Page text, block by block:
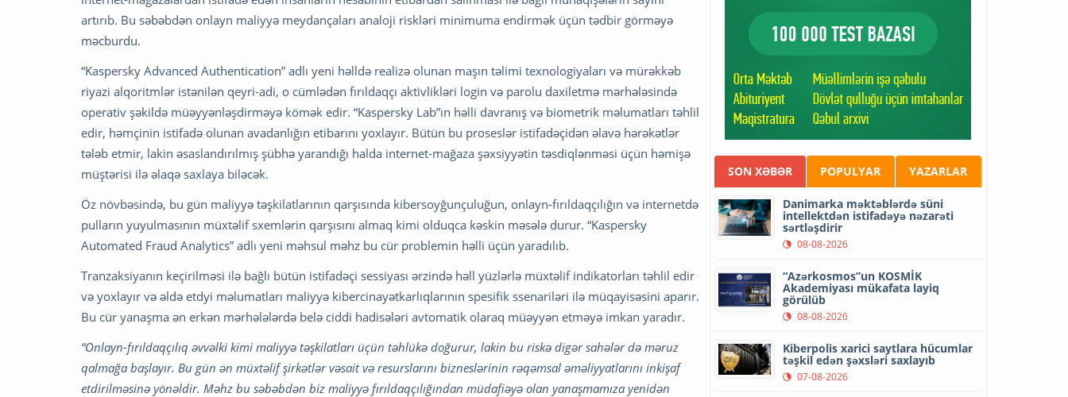
artırıb. Bu səbəbdən onlayn maliyyə meydançaları analoji riskləri minimuma endirmək üçün tədbir görməyə
məcburdu.
“Kaspersky Advanced Authentication” adlı yeni həlldə realizə olunan maşın təlimi texnologiyaları və mürəkkəb
riyazi alqoritmlər istənilən qeyri-adi, o cümlədən fırıldaqçı aktivlikləri login və parolu daxiletmə mərhələsində
operativ şəkildə müəyyənləşdirməyə kömək edir. “Kaspersky Lab”ın həlli davranış və biometrik məlumatları təhlil
edir, həmçinin istifadə olunan avadanlığın etibarını yoxlayır. Bütün bu proseslər istifadəçidən əlavə hərəkətlər
tələb etmir, lakin əsaslandırılmış şübhə yarandığı halda internet-mağaza şəxsiyyətin təsdiqlənməsi üçün həmişə
müştərisi ilə əlaqə saxlaya biləcək.
Öz növbəsində, bu gün maliyyə təşkilatlarının qarşısında kibersoyğunçuluğun, onlayn-fırıldaqçılığın və internetdə
pulların yuyulmasının müxtəlif sxemlərin qarşısını almaq kimi olduqca kəskin məsələ durur. “Kaspersky
Automated Fraud Analytics” adlı yeni məhsul məhz bu cür problemin həlli üçün yaradılıb.
Tranzaksiyanın keçirilməsi ilə bağlı bütün istifadəçi sessiyası ərzində həll yüzlərlə müxtəlif indikatorları təhlil edir
və yoxlayır və əldə etdyi məlumatları maliyyə kibercinayətkarlıqlarının spesifik ssenariləri ilə müqayisəsini aparır.
Bu cür yanaşma ən erkən mərhələlərdə belə ciddi hadisələri avtomatik olaraq müəyyən etməyə imkan yaradır.
“Onlayn-fırıldaqçılıq əvvəlki kimi maliyyə təşkilatları üçün təhlükə doğurur, lakin bu riskə digər sahələr də məruz
qalmağa başlayır. Bu gün ən müxtəlif şirkətlər vəsait və resurslarını bizneslərinin rəqəmsal əməliyyatlarını inkişaf
etdirilməsinə yönəldir. Məhz bu səbəbdən biz maliyyə fırıldaqçılığından müdafiəyə olan yanaşmamıza yenidən
SON XƏBƏR POPULYAR YAZARLAR
Danimarka məktəblərdə süni
intellektdən istifadəyə nəzarəti
sərtləşdirir
08-08-2026
“Azərkosmos”un KOSMİK
Akademiyası mükafata layiq
görülüb
08-08-2026
Kiberpolis xarici saytlara hücumlar
təşkil edən şəxsləri saxlayıb
07-08-2026